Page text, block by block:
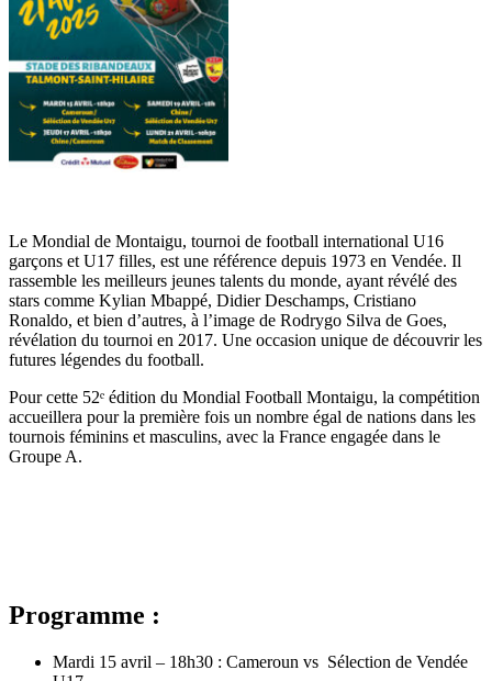
Le Mondial de Montaigu, tournoi de football international U16
garçons et U17 filles, est une référence depuis 1973 en Vendée. Il
rassemble les meilleurs jeunes talents du monde, ayant révélé des
stars comme Kylian Mbappé, Didier Deschamps, Cristiano
Ronaldo, et bien d’autres, à l’image de Rodrygo Silva de Goes,
révélation du tournoi en 2017. Une occasion unique de découvrir les
futures légendes du football.
Pour cette 52ᵉ édition du Mondial Football Montaigu, la compétition
accueillera pour la première fois un nombre égal de nations dans les
tournois féminins et masculins, avec la France engagée dans le
Groupe A.
Programme :
Mardi 15 avril – 18h30 : Cameroun vs Sélection de Vendée